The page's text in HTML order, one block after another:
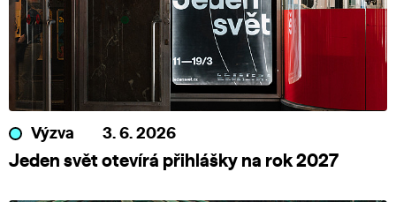
Výzva 3. 6. 2026
Jeden svět otevírá přihlášky na rok 2027